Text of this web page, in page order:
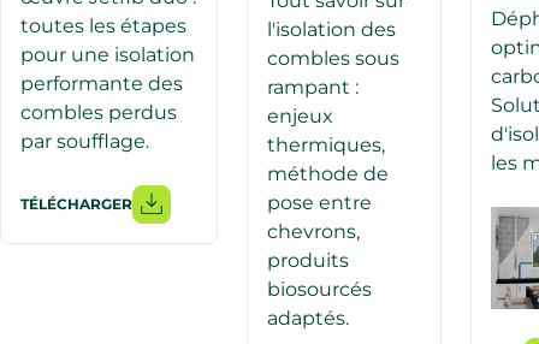
toutes les étapes
pour une isolation
performante des
combles perdus
par soufflage.
TÉLÉCHARGER
l'isolation des
combles sous
rampant :
enjeux
thermiques,
méthode de
pose entre
chevrons,
produits
biosourcés
adaptés.
les